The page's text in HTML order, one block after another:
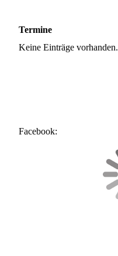
Termine
Keine Einträge vorhanden.
Facebook: